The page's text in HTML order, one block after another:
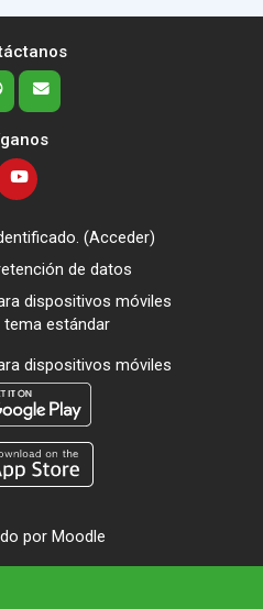
(Acceder)
de datos
dispositivos móviles
tema estándar
dispositivos móviles
por Moodle